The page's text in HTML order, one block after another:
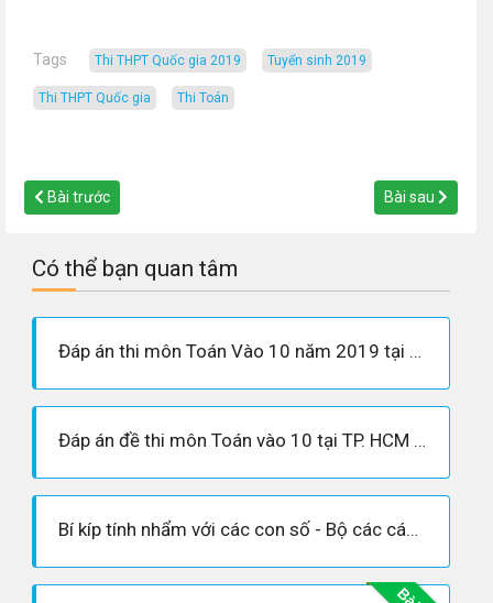
Tags Thi THPT Quốc gia 2019 tuyển sinh 2019
Thi THPT Quốc gia thi Toán
Bài trước Bài sau
Có thể bạn quan tâm
Đáp án thi môn Toán Vào 10 năm 2019 tại Hà Nội chính xác nhất
Đáp án đề thi môn Toán vào 10 tại TP. HCM năm 2019
Bí kíp tính nhẩm với các con số - Bộ các cách tính nhẩm nhanh nhất